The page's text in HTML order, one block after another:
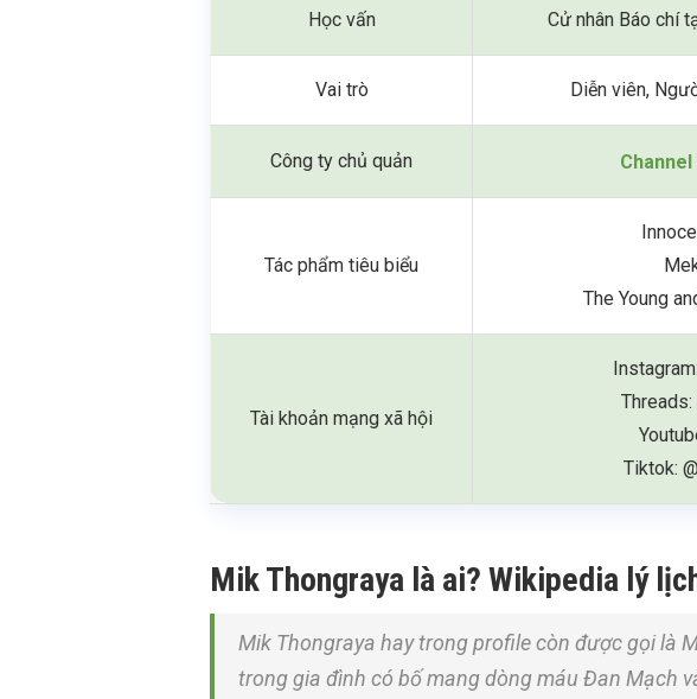
Học vấn Cử nhân Báo chí
Vai trò Diễn viên,
Công ty chủ quản Channel
Tác phẩm tiêu biểu
The Young
Tài khoản mạng xã hội
Tiktok:
Mik Thongraya là ai? Wikipedia lý
Mik Thongraya hay trong profile còn được gọi là
trong gia đình có bố mang dòng máu Đan Mạch